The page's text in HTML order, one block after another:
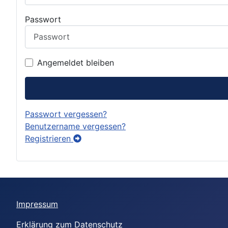
Passwort
Angemeldet bleiben
Passwort vergessen?
Benutzername vergessen?
Registrieren
Impressum
Erklärung zum Datenschutz